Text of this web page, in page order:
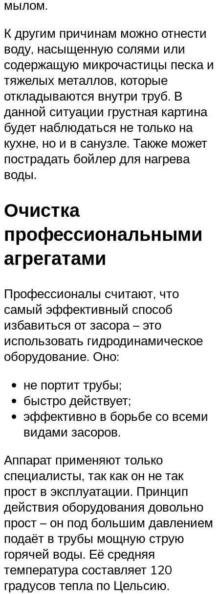
мылом.
К другим причинам можно отнести
воду, насыщенную солями или
содержащую микрочастицы песка и
тяжелых металлов, которые
откладываются внутри труб. В
данной ситуации грустная картина
будет наблюдаться не только на
кухне, но и в санузле. Также может
пострадать бойлер для нагрева
воды.
Очистка
профессиональными
агрегатами
Профессионалы считают, что
самый эффективный способ
избавиться от засора – это
использовать гидродинамическое
оборудование. Оно:
не портит трубы;
быстро действует;
эффективно в борьбе со всеми
видами засоров.
Аппарат применяют только
специалисты, так как он не так
прост в эксплуатации. Принцип
действия оборудования довольно
прост – он под большим давлением
подаёт в трубы мощную струю
горячей воды. Её средняя
температура составляет 120
градусов тепла по Цельсию.